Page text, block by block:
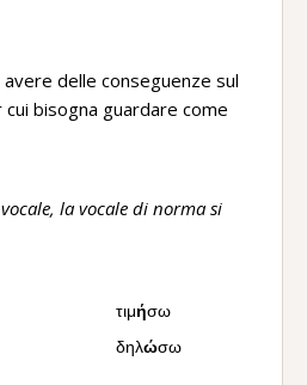
avere delle conseguenze sul
bisogna guardare come
la vocale di norma si
τιμήσω
δηλώσω